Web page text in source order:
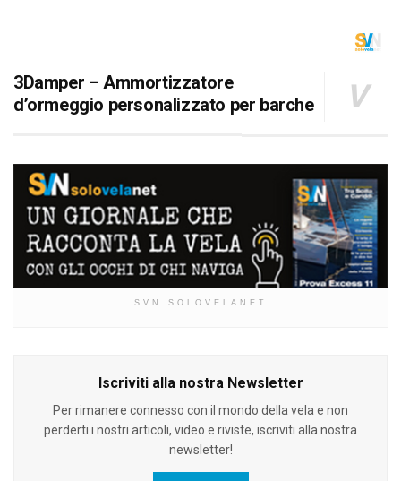
3Damper – Ammortizzatore
d’ormeggio personalizzato per barche
SVN SOLOVELANET
Iscriviti alla nostra Newsletter
Per rimanere connesso con il mondo della vela e non
perderti i nostri articoli, video e riviste, iscriviti alla nostra
newsletter!